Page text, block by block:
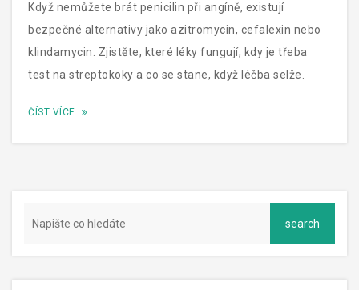
Když nemůžete brát penicilin při angíně, existují
bezpečné alternativy jako azitromycin, cefalexin nebo
klindamycin. Zjistěte, které léky fungují, kdy je třeba
test na streptokoky a co se stane, když léčba selže.
ČÍST VÍCE